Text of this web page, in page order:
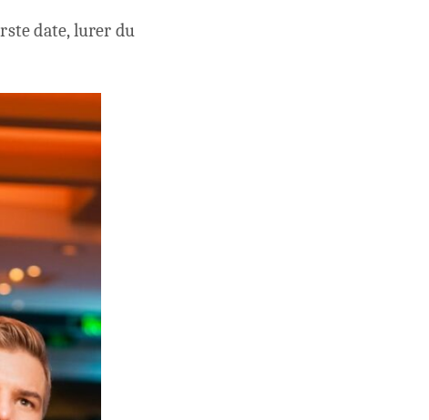
date, lurer du